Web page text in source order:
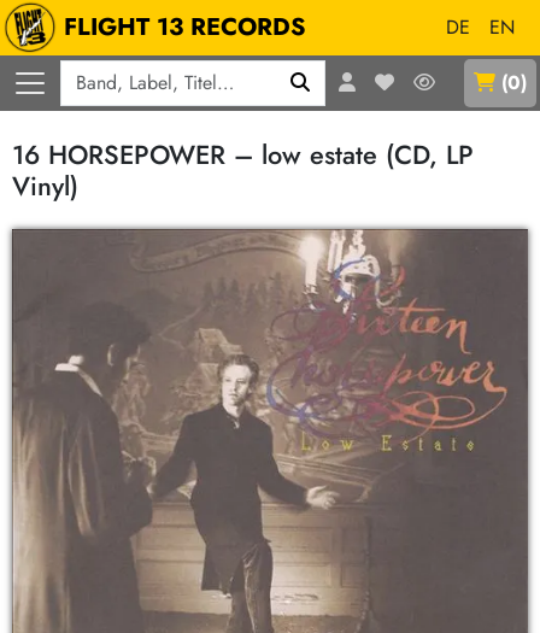
FLIGHT 13 RECORDS DE
EN
(0)
16 HORSEPOWER – low estate (CD, LP
Vinyl)